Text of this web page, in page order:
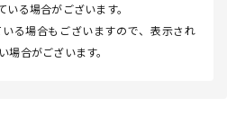
る場合がございます。
る場合もございますので、表示され
合がございます。